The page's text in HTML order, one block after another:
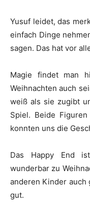
Yusuf leidet, das
einfach Dinge
sagen. Das hat vor
Magie findet man
Weihnachten auch
weiß als sie zugibt
Spiel. Beide
konnten uns die
Das Happy End
wunderbar zu
anderen Kinder auch
gut.